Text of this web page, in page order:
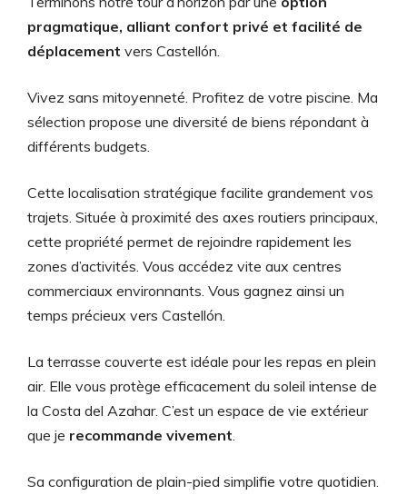
pragmatique, alliant confort privé et facilité de
déplacement vers Castellón.
Vivez sans mitoyenneté. Profitez de votre piscine. Ma
sélection propose une diversité de biens répondant à
différents budgets.
Cette localisation stratégique facilite grandement vos
trajets. Située à proximité des axes routiers principaux,
cette propriété permet de rejoindre rapidement les
zones d’activités. Vous accédez vite aux centres
commerciaux environnants. Vous gagnez ainsi un
temps précieux vers Castellón.
La terrasse couverte est idéale pour les repas en plein
air. Elle vous protège efficacement du soleil intense de
la Costa del Azahar. C’est un espace de vie extérieur
que je recommande vivement.
Sa configuration de plain-pied simplifie votre quotidien.